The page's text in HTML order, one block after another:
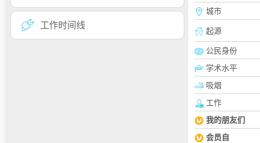
工作时间线
城市
起源
公民身份
学术水平
吸烟
工作
我的朋友们
会员自